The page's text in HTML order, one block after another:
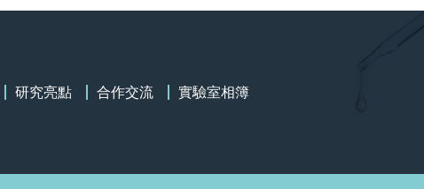
研究亮點 合作交流
實驗室相簿